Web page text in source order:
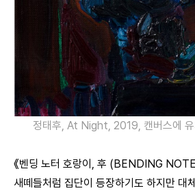
정태후, At Night, 2019, 캔버스에
《벤딩 노터 호랑이, 후 (BENDING
새떼들처럼 집단이 등장하기도 하지만 대